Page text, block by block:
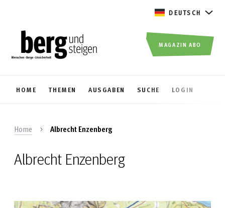
DEUTSCH
HOME THEMEN AUSGABEN SUCHE LOGIN
MAGAZIN ABO
Home Albrecht Enzenberg
Albrecht Enzenberg